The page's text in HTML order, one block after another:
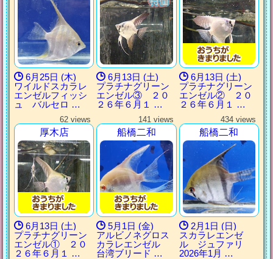
6月25日 (木)
ワイルドスカラレ
エンゼルフィッシ
ュ バルセロ …
6月13日 (土)
プラチナグリーン
エンゼル③ ２０
２６年６月１ …
6月13日 (土)
プラチナグリーン
エンゼル② ２０
２６年６月１ …
62 views
厚木店
6月13日 (土)
プラチナグリーン
エンゼル① ２０
２６年６月１ …
141 views
船橋二和
5月1日 (金)
アルビノネグロス
カラレエンゼル
台湾ブリード …
434 views
船橋二和
2月1日 (日)
スカラレエンゼ
ル ジュファリ
2026年1月 …